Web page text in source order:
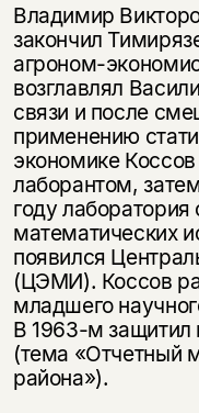
Владимир
закончил
агроном-
возглавлял
связи и после
применению
экономике Коссов
лаборантом,
году
математических
появился
(ЦЭМИ). Коссов
младшего
В 1963-м защитил
(тема «Отчетный
района»).